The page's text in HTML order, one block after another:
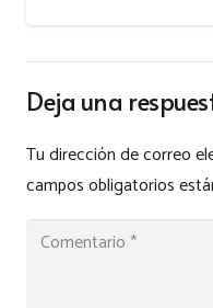
Deja una
Tu dirección de correo
campos obligatorios